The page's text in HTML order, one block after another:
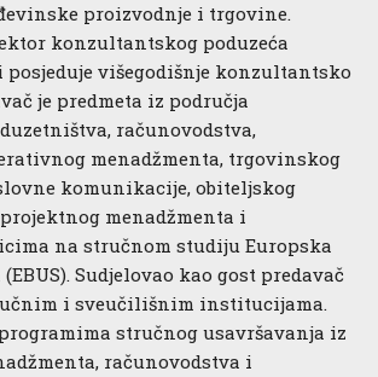
proizvodnje i trgovine.
konzultantskog poduzeća
posjeduje višegodišnje konzultantsko
je predmeta iz područja
računovodstva,
menadžmenta, trgovinskog
komunikacije, obiteljskog
menadžmenta i
na stručnom studiju Europska
Sudjelovao kao gost predavač
i sveučilišnim institucijama.
stručnog usavršavanja iz
računovodstva i